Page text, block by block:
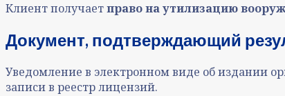
Клиент получаетправо наутилизацию
Документ, подтверждающий
Уведомление в электронном виде об издании
записи в реестр лицензий.